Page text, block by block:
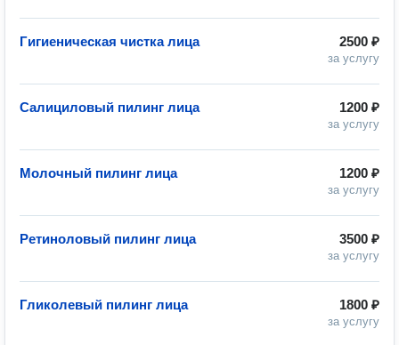
2500 ₽
за услугу
Гигиеническая чистка лица
1200 ₽
за услугу
Салициловый пилинг лица
1200 ₽
за услугу
Молочный пилинг лица
3500 ₽
за услугу
Ретиноловый пилинг лица
1800 ₽
за услугу
Гликолевый пилинг лица